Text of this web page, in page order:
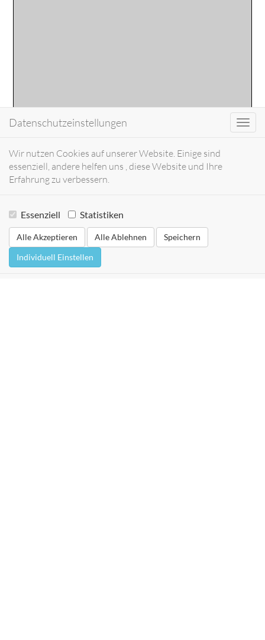
Datenschutzeinstellungen
Wir nutzen Cookies auf unserer Website. Einige sind
essenziell, andere helfen uns , diese Website und Ihre
Erfahrung zu verbessern.
Essenziell Statistiken
Alle Akzeptieren Alle Ablehnen
Speichern
Individuell Einstellen